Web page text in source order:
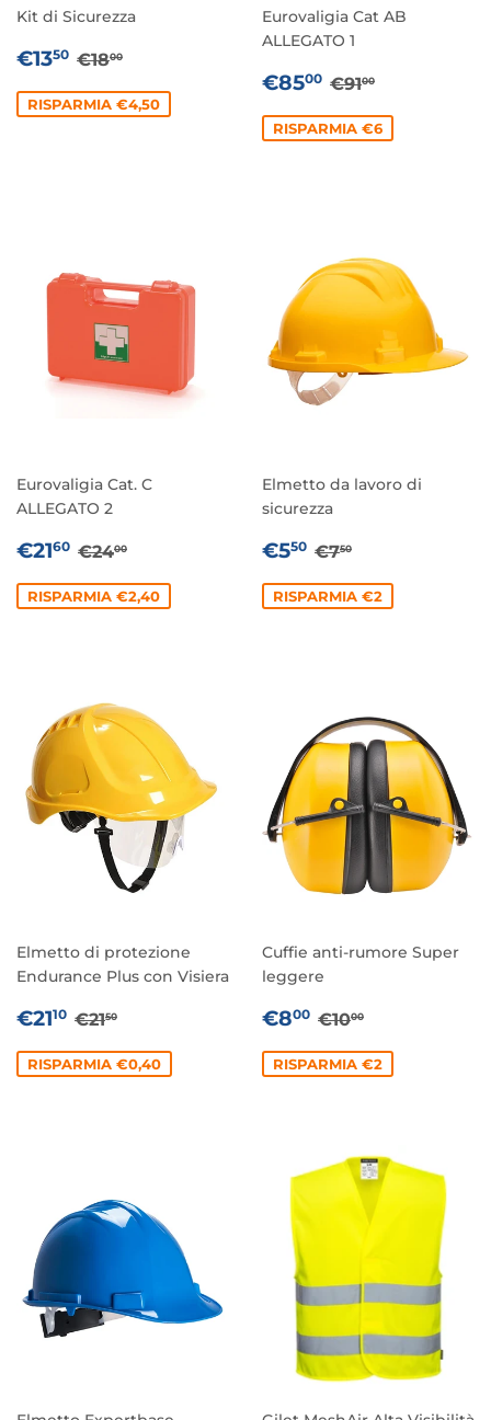
Kit di Sicurezza
PREZZO
€1350 €13,50
PREZZO DI LISTINO
€1800
RISPARMIA €4,50
Eurovaligia Cat AB
ALLEGATO 1
PREZZO
€8500 €85,00
PREZZO DI
€9100
RISPARMIA €6
Eurovaligia Cat. C
ALLEGATO 2
PREZZO
€2160 €21,60
PREZZO DI LISTINO
€2400
RISPARMIA €2,40
Elmetto da lavoro di
sicurezza
PREZZO
€550 €5,50
PREZZO DI
€750
RISPARMIA €2
Elmetto di protezione
Endurance Plus con Visiera
PREZZO
€2110 €21,10
PREZZO DI LISTINO
€2150
RISPARMIA €0,40
Cuffie anti-rumore Super
leggere
PREZZO
€800 €8,00
PREZZO DI
€1000
RISPARMIA €2